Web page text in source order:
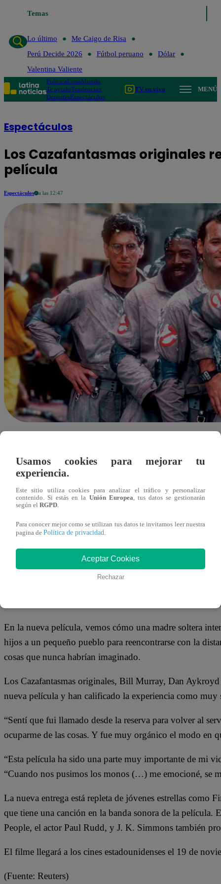
Temas
Lo último
Me Caigo de Risa
Perú Decide 2026
Fútbol peruano
Dólar
Valentina Valiente
PolíticaLimaMundo
Te ayudoTendencias
DeportesEspectáculos
TV en vivo MENÚ
Espectáculos
Los Cazafantasmas originales
película
Espectáculos a las 12:47
NUEVA YORK, 16 nov (Reuters) – La nueva película
tanto dentro como fuera de la pantalla, ya que el
cinematográfica de su padre a una nueva generación.
Jason dijo que había tenido los personajes de
tiempo y cuando llegó con la idea a su padre, Ivan
mayor de los Reitman lloró.
el estreno de la película en Nueva York el lunes por la
En la nueva película, vemos cómo una madre soltera
hijos a un pequeño pueblo para reencontrarse con la
cosas que nunca habrían imaginado.
Los Cazafantasmas originales, Bill Murray, Dan
nueva película y han calificado la experiencia como muy
“Sentí que fui llamado desde la reserva para volver al
ocuparme de las cosas. Y fue muy orgánico el modo en
“Esta película ha sido una parte muy importante de mi
“Cuando nos pusimos los monos (…) me emocioné, se
La nueva entrega está repleta de jóvenes estrellas
que tiene una canción en la banda sonora de la película.
People, el actor Paul Rudd, y J. K. Simmons también
El filme llegará a los cines estadounidenses el 19 de
(Fuente: Reuters)
Usamos cookies para mejorar tu
experiencia.
Este sitio utiliza cookies para analizar el tráfico y personalizar
contenido. Si estás en la Unión Europea, tus datos se gestionarán
según el RGPD.
Para conocer mejor como se utilizan tus datos te invitamos leer nuestra
pagina de Política de privacidad.
Aceptar Cookies
Rechazar